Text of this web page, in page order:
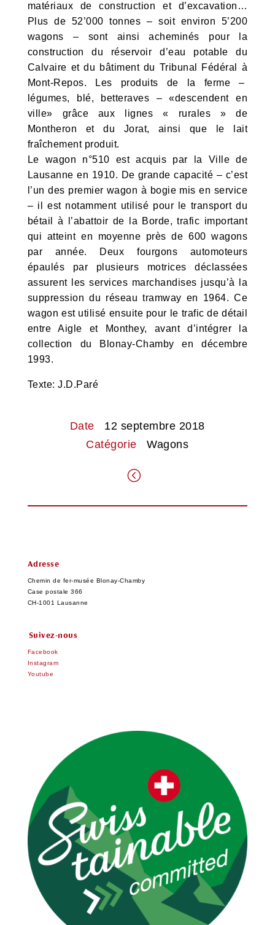
matériaux de construction et d’excavation…
Plus de 52’000 tonnes – soit environ 5’200
wagons – sont ainsi acheminés pour la
construction du réservoir d’eau potable du
Calvaire et du bâtiment du Tribunal Fédéral à
Mont-Repos. Les produits de la ferme –
légumes, blé, betteraves – «descendent en
ville» grâce aux lignes « rurales » de
Montheron et du Jorat, ainsi que le lait
fraîchement produit.
Le wagon n°510 est acquis par la Ville de
Lausanne en 1910. De grande capacité – c’est
l’un des premier wagon à bogie mis en service
– il est notamment utilisé pour le transport du
bétail à l’abattoir de la Borde, trafic important
qui atteint en moyenne près de 600 wagons
par année. Deux fourgons automoteurs
épaulés par plusieurs motrices déclassées
assurent les services marchandises jusqu’à la
suppression du réseau tramway en 1964. Ce
wagon est utilisé ensuite pour le trafic de détail
entre Aigle et Monthey, avant d’intégrer la
collection du Blonay-Chamby en décembre
1993.
Texte: J.D.Paré
Date 12 septembre 2018
CatégorieWagons
Adresse
Chemin de fer-musée Blonay-Chamby
Case postale 366
CH-1001 Lausanne
Suivez-nous
Facebook
Instagram
Youtube